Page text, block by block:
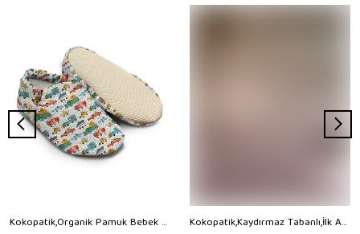
Kokopatik,Organik Pamuk Bebek Patiği,Kaydırmaz Taban,Yenidoğan Patik,Ev Kreş Ayakkabısı,Göçeden Hayvanlar Desen Patik Kokopatik,Kaydırmaz Tabanlı,İlk Adım Ev Patiği,Organik Pamuk Astarlı,Terletmez,Üşütmez,Gül Kurusu Kadife Patik